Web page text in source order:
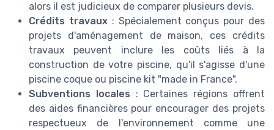
alors il est judicieux de comparer plusieurs devis.
Crédits travaux: Spécialement conçus pour des
projets d'aménagement de maison, ces crédits
travaux peuvent inclure les coûts liés à la
construction de votre piscine, qu'il s'agisse d'une
piscine coque ou piscine kit "made in France".
Subventions locales : Certaines régions offrent
des aides financières pour encourager des projets
respectueux de l'environnement comme une